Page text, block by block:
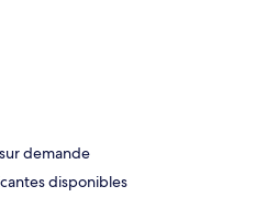
demande
disponibles